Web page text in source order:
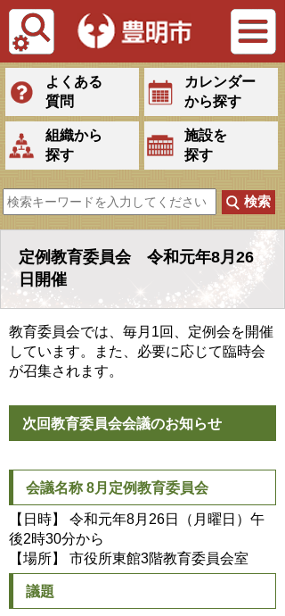
Tiếng Việt
よくある
質問
カレンダー
から探す
組織から
探す
施設を
探す
定例教育委員会 令和元年8月26
日開催
教育委員会では、毎月1回、定例会を開催
しています。また、必要に応じて臨時会
が召集されます。
次回教育委員会会議のお知らせ
会議名称 8月定例教育委員会
【日時】 令和元年8月26日（月曜日）午
後2時30分から
【場所】 市役所東館3階教育委員会室
議題